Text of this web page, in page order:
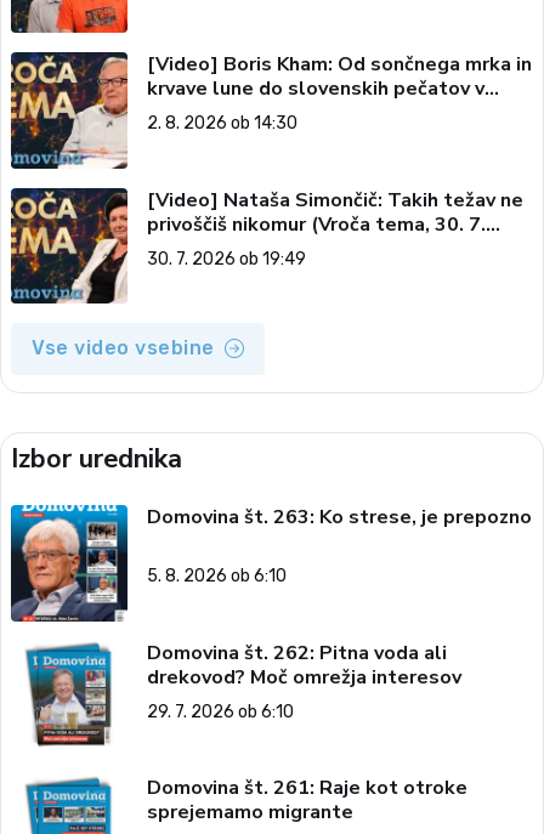
[Video] Boris Kham: Od sončnega mrka in
krvave lune do slovenskih pečatov v
vesolju (Vroča tema, 2. 8. 2026)
2. 8. 2026 ob 14:30
[Video] Nataša Simončič: Takih težav ne
privoščiš nikomur (Vroča tema, 30. 7.
2026)
30. 7. 2026 ob 19:49
Vse video vsebine
Izbor urednika
Domovina št. 263: Ko strese, je prepozno
5. 8. 2026 ob 6:10
Domovina št. 262: Pitna voda ali
drekovod? Moč omrežja interesov
29. 7. 2026 ob 6:10
Domovina št. 261: Raje kot otroke
sprejemamo migrante